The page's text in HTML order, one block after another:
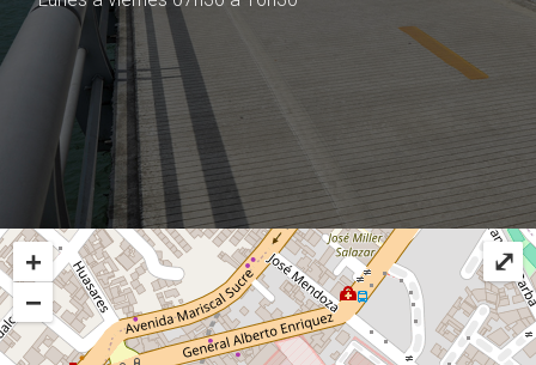
+
−
⤢